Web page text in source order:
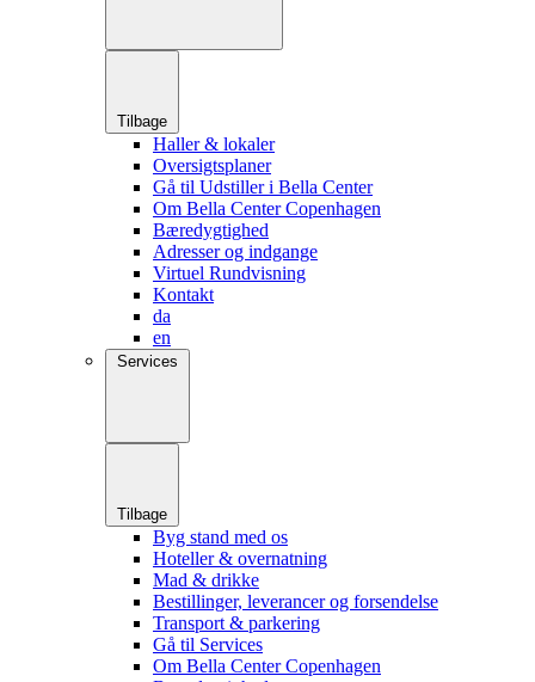
Tilbage
Haller & lokaler
Oversigtsplaner
Gå til Udstiller i Bella Center
Om Bella Center Copenhagen
Bæredygtighed
Adresser og indgange
Virtuel Rundvisning
Kontakt
da
en
Services
Tilbage
Byg stand med os
Hoteller & overnatning
Mad & drikke
Bestillinger, leverancer og forsendelse
Transport & parkering
Gå til Services
Om Bella Center Copenhagen